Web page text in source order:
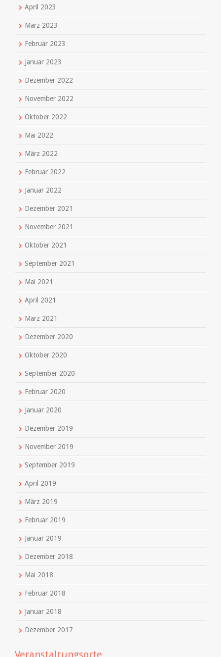
April 2023
März 2023
Februar 2023
Januar 2023
Dezember 2022
November 2022
Oktober 2022
Mai 2022
März 2022
Februar 2022
Januar 2022
Dezember 2021
November 2021
Oktober 2021
September 2021
Mai 2021
April 2021
März 2021
Dezember 2020
Oktober 2020
September 2020
Februar 2020
Januar 2020
Dezember 2019
November 2019
September 2019
April 2019
März 2019
Februar 2019
Januar 2019
Dezember 2018
Mai 2018
Februar 2018
Januar 2018
Dezember 2017